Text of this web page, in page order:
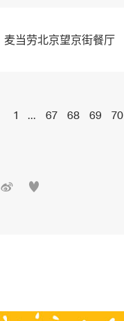
麦当劳北京望京街餐厅
1 ... 67 68 69 70
 